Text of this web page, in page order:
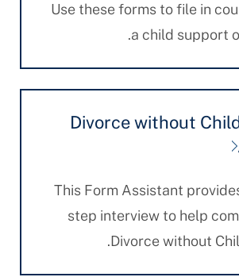
Use these forms to file in
a child
Divorce without
This Form Assistant
step interview to help
Divorce without